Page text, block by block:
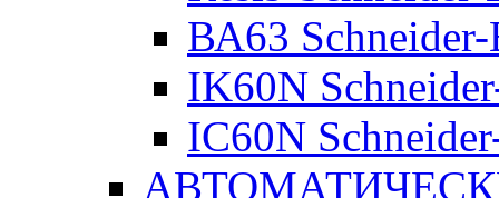
ВА63
IK60N
IC60N